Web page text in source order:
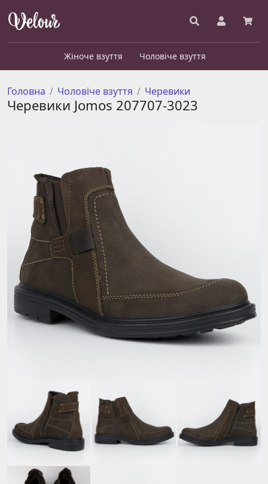
Жіноче взуття Чоловіче взуття
Головна Чоловіче взуття Черевики
Черевики Jomos 207707-3023